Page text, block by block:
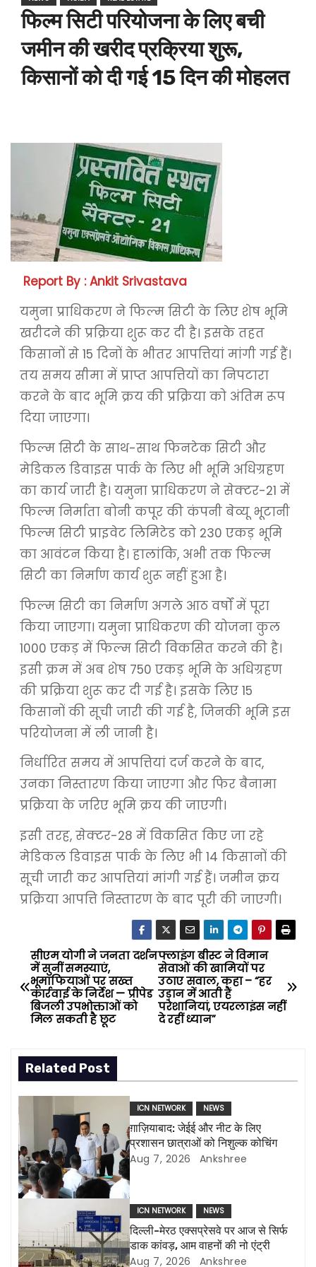
फिल्म सिटी परियोजना के लिए बची
जमीन की खरीद प्रक्रिया शुरू,
किसानों को दी गई 15 दिन की मोहलत
Report By : Ankit Srivastava
यमुना प्राधिकरण ने फिल्म सिटी के लिए शेष भूमि
खरीदने की प्रक्रिया शुरू कर दी है। इसके तहत
किसानों से 15 दिनों के भीतर आपत्तियां मांगी गई हैं।
तय समय सीमा में प्राप्त आपत्तियों का निपटारा
करने के बाद भूमि क्रय की प्रक्रिया को अंतिम रूप
दिया जाएगा।
फिल्म सिटी के साथ-साथ फिनटेक सिटी और
मेडिकल डिवाइस पार्क के लिए भी भूमि अधिग्रहण
का कार्य जारी है। यमुना प्राधिकरण ने सेक्टर-21 में
फिल्म निर्माता बोनी कपूर की कंपनी बेव्यू भूटानी
फिल्म सिटी प्राइवेट लिमिटेड को 230 एकड़ भूमि
का आवंटन किया है। हालांकि, अभी तक फिल्म
सिटी का निर्माण कार्य शुरू नहीं हुआ है।
फिल्म सिटी का निर्माण अगले आठ वर्षों में पूरा
किया जाएगा। यमुना प्राधिकरण की योजना कुल
1000 एकड़ में फिल्म सिटी विकसित करने की है।
इसी क्रम में अब शेष 750 एकड़ भूमि के अधिग्रहण
की प्रक्रिया शुरू कर दी गई है। इसके लिए 15
किसानों की सूची जारी की गई है, जिनकी भूमि इस
परियोजना में ली जानी है।
निर्धारित समय में आपत्तियां दर्ज करने के बाद,
उनका निस्तारण किया जाएगा और फिर बैनामा
प्रक्रिया के जरिए भूमि क्रय की जाएगी।
इसी तरह, सेक्टर-28 में विकसित किए जा रहे
मेडिकल डिवाइस पार्क के लिए भी 14 किसानों की
सूची जारी कर आपत्तियां मांगी गई हैं। जमीन क्रय
प्रक्रिया आपत्ति निस्तारण के बाद पूरी की जाएगी।
P
o
s
t
n
a
v
i
g
a
t
फ्लाइंग बीस्ट ने विमान
सेवाओं की खामियों पर
उठाए सवाल, कहा – “हर
उड़ान में आती हैं
परेशानियां, एयरलाइंस नहीं
दे रहीं ध्यान”
सीएम योगी ने जनता दर्शन
में सुनीं समस्याएं,
भूमाफियाओं पर सख्त
कार्रवाई के निर्देश — प्रीपेड
बिजली उपभोक्ताओं को
मिल सकती है छूट
Related Post
ICN NETWORK NEWS
ग़ाज़ियाबाद: जेईई और नीट के लिए
प्रशासन छात्राओं को निशुल्क कोचिंग
Aug 7, 2026 Ankshree
ICN NETWORK NEWS
दिल्ली-मेरठ एक्सप्रेसवे पर आज से सिर्फ
डाक कांवड़, आम वाहनों की नो एंट्री
Aug 7, 2026 Ankshree